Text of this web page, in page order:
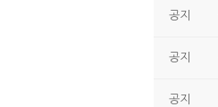
공지
공지
공지